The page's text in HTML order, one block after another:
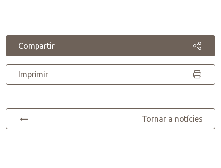
Compartir
Imprimir
Tornar a notícies